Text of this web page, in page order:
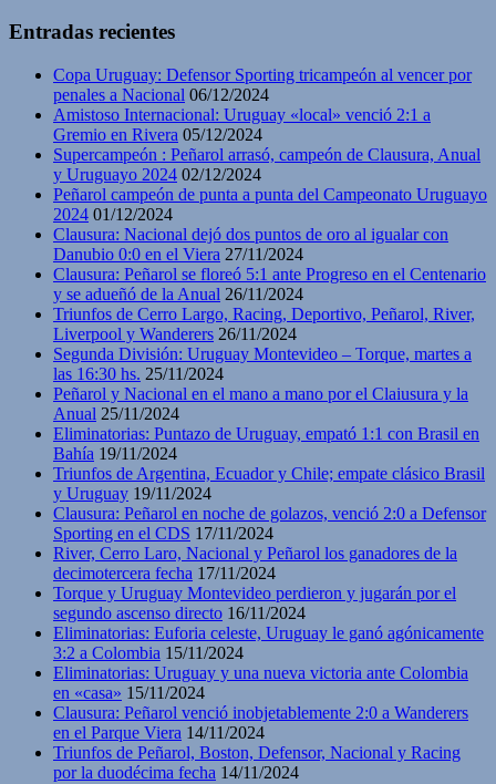
Entradas recientes
Copa Uruguay: Defensor Sporting tricampeón al vencer por
penales a Nacional 06/12/2024
Amistoso Internacional: Uruguay «local» venció 2:1 a
Gremio en Rivera 05/12/2024
Supercampeón : Peñarol arrasó, campeón de Clausura, Anual
y Uruguayo 2024 02/12/2024
Peñarol campeón de punta a punta del Campeonato Uruguayo
2024 01/12/2024
Clausura: Nacional dejó dos puntos de oro al igualar con
Danubio 0:0 en el Viera 27/11/2024
Clausura: Peñarol se floreó 5:1 ante Progreso en el Centenario
y se adueñó de la Anual 26/11/2024
Triunfos de Cerro Largo, Racing, Deportivo, Peñarol, River,
Liverpool y Wanderers 26/11/2024
Segunda División: Uruguay Montevideo – Torque, martes a
las 16:30 hs. 25/11/2024
Peñarol y Nacional en el mano a mano por el Claiusura y la
Anual 25/11/2024
Eliminatorias: Puntazo de Uruguay, empató 1:1 con Brasil en
Bahía 19/11/2024
Triunfos de Argentina, Ecuador y Chile; empate clásico Brasil
y Uruguay 19/11/2024
Clausura: Peñarol en noche de golazos, venció 2:0 a Defensor
Sporting en el CDS 17/11/2024
River, Cerro Laro, Nacional y Peñarol los ganadores de la
decimotercera fecha 17/11/2024
Torque y Uruguay Montevideo perdieron y jugarán por el
segundo ascenso directo 16/11/2024
Eliminatorias: Euforia celeste, Uruguay le ganó agónicamente
3:2 a Colombia 15/11/2024
Eliminatorias: Uruguay y una nueva victoria ante Colombia
en «casa» 15/11/2024
Clausura: Peñarol venció inobjetablemente 2:0 a Wanderers
en el Parque Viera 14/11/2024
Triunfos de Peñarol, Boston, Defensor, Nacional y Racing
por la duodécima fecha 14/11/2024